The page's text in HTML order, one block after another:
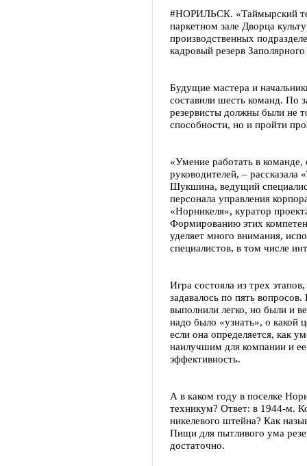
#НОРИЛЬСК. «Таймырский
паркетном зале Дворца
производственных
кадровый резерв
Будущие мастера и
составили шесть команд. По
резервисты должны были не
способности, но и пройти
«Умение работать в команде,
руководителей, –
Шукшина, ведущий
персонала управления
«Норникеля», куратор
Формированию этих
уделяет много внимания,
специалистов, в том числе
Игра состояла из трех
задавалось по пять
выполнили легко, но были и
надо было «узнать», о какой
если она определяется, как
наилучшим для компании и
эффективность.
А в каком году в поселке
техникум? Ответ: в 1944-м.
никелевого штейна? Как
Пищи для пытливого ума
достаточно.